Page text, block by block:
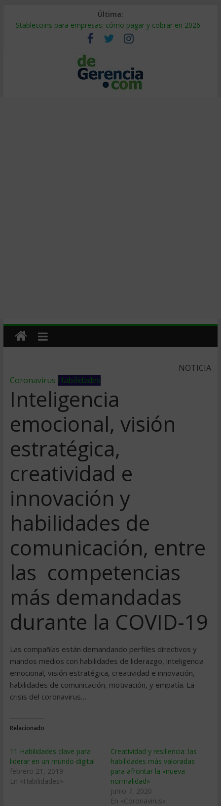
Última:
Stablecoins para empresas: cómo pagar y cobrar en 2026
Despido silencioso: qué es y por qué sale tan caro
IA en selección de personal: cómo auditarla a tiempo
Trabajo forzoso en la cadena de suministro: qué hacer
Mercado hispano de EE. UU.: cómo segmentarlo y venderle
NOTICIA
Coronavirus Habilidades
Inteligencia
emocional, visión
estratégica,
creatividad e
innovación y
habilidades de
comunicación, entre
las competencias
más demandadas
durante la COVID-19
Las compañías están demandando perfiles directivos y
mandos medios con habilidades de liderazgo, inteligencia
emocional, visión estratégica, creatividad e innovación,
habilidades de comunicación, motivación, y empatía. La
crisis del coronavirus…
Relacionado
11 Habilidades clave para
liderar en un mundo digital
febrero 21, 2019
En «Habilidades»
Creatividad y resiliencia: las
habilidades más valoradas
para afrontar la «nueva
normalidad»
junio 7, 2020
En «Coronavirus»